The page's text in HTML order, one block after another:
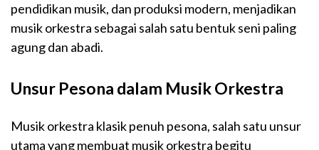
pendidikan musik, dan produksi modern, menjadikan
musik orkestra sebagai salah satu bentuk seni paling
agung dan abadi.
Unsur Pesona dalam Musik Orkestra
Musik orkestra klasik penuh pesona, salah satu unsur
utama yang membuat musik orkestra begitu